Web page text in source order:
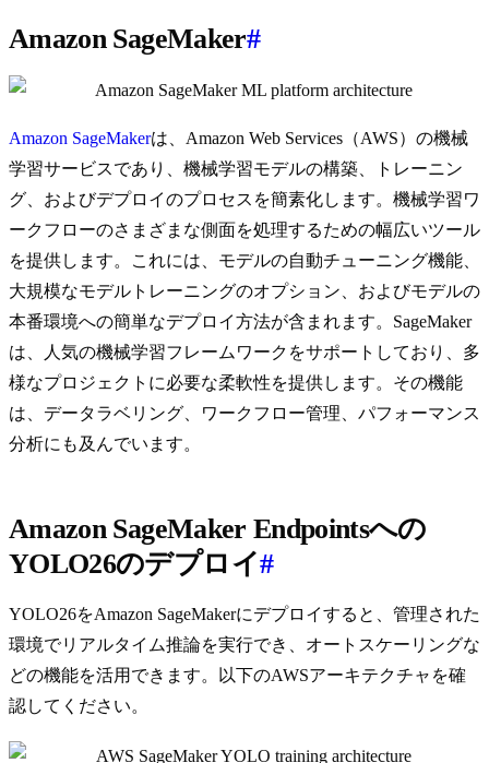
Amazon SageMaker#
Amazon SageMakerは、Amazon Web Services（AWS）の機械
学習サービスであり、機械学習モデルの構築、トレーニン
グ、およびデプロイのプロセスを簡素化します。機械学習ワ
ークフローのさまざまな側面を処理するための幅広いツール
を提供します。これには、モデルの自動チューニング機能、
大規模なモデルトレーニングのオプション、およびモデルの
本番環境への簡単なデプロイ方法が含まれます。SageMaker
は、人気の機械学習フレームワークをサポートしており、多
様なプロジェクトに必要な柔軟性を提供します。その機能
は、データラベリング、ワークフロー管理、パフォーマンス
分析にも及んでいます。
Amazon SageMaker Endpointsへの
YOLO26のデプロイ#
YOLO26をAmazon SageMakerにデプロイすると、管理された
環境でリアルタイム推論を実行でき、オートスケーリングな
どの機能を活用できます。以下のAWSアーキテクチャを確
認してください。